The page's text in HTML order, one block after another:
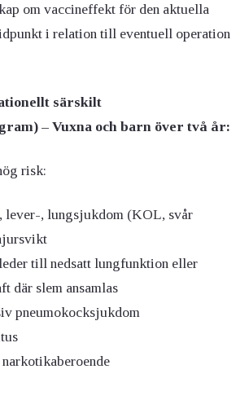
om vaccineffekt för den aktuella
i relation till eventuell operation
särskilt
– Vuxna och barn över två år:
risk:
lever-, lungsjukdom (KOL, svår
till nedsatt lungfunktion eller
där slem ansamlas
pneumokocksjukdom